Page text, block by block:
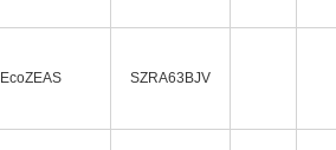
EcoZEAS SZRA63BJV